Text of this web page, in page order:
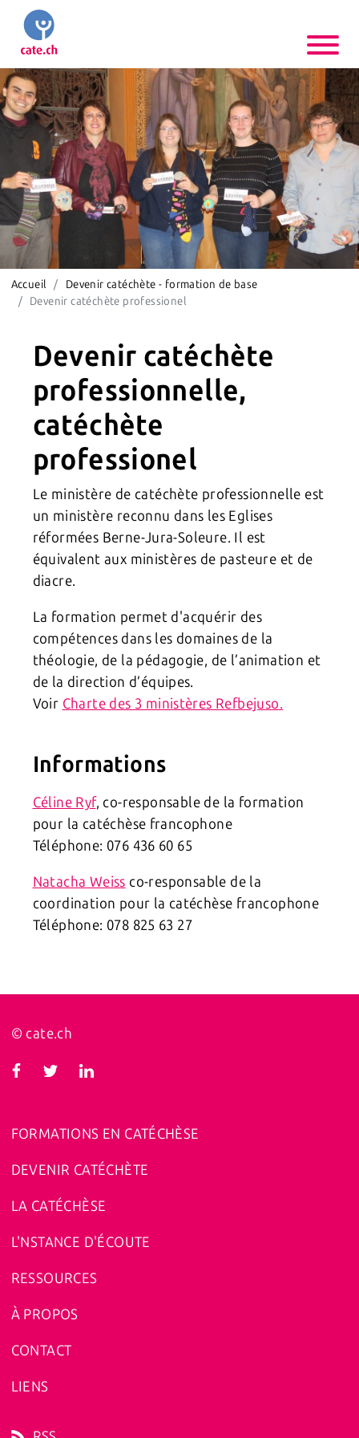
Accueil
Devenir catéchète - formation de base
Devenir catéchète professionel
Devenir catéchète
professionnelle,
catéchète
professionel
Le ministère de catéchète professionnelle est
un ministère reconnu dans les Eglises
réformées Berne-Jura-Soleure. Il est
équivalent aux ministères de pasteure et de
diacre.
La formation permet d'acquérir des
compétences dans les domaines de la
théologie, de la pédagogie, de l’animation et
de la direction d’équipes.
Voir Charte des 3 ministères Refbejuso.
Informations
Céline Ryf, co-responsable de la formation
pour la catéchèse francophone
Téléphone: 076 436 60 65
Natacha Weiss co-responsable de la
coordination pour la catéchèse francophone
Téléphone: 078 825 63 27
© cate.ch
FORMATIONS EN CATÉCHÈSE
DEVENIR CATÉCHÈTE
LA CATÉCHÈSE
L'NSTANCE D'ÉCOUTE
RESSOURCES
À PROPOS
CONTACT
LIENS